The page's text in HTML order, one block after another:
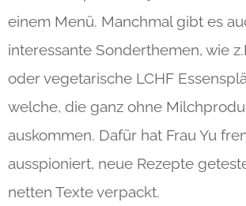
einem Menü. Manchmal gibt es
interessante Sonderthemen, wie
oder vegetarische LCHF
welche, die ganz ohne
auskommen. Dafür hat Frau Yu
ausspioniert, neue Rezepte
netten Texte verpackt.